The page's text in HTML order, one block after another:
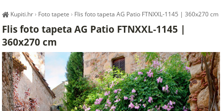
Kupiti.hr› Foto tapete › Flis foto tapeta AG Patio FTNXXL-1145 | 360x270 cm
Flis foto tapeta AG Patio FTNXXL-1145 |
360x270 cm